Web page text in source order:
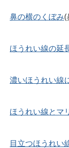
鼻の横のくぼみ(
ほうれい線の延
濃いほうれい線
ほうれい線とマ
目立つほうれい